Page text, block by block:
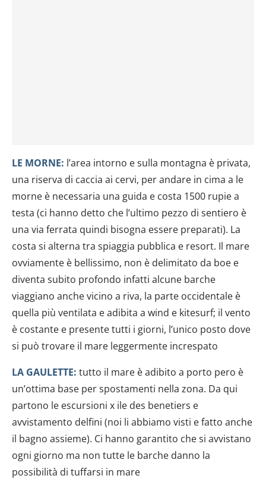
LE MORNE: l’area intorno e sulla montagna è privata,
una riserva di caccia ai cervi, per andare in cima a le
morne è necessaria una guida e costa 1500 rupie a
testa (ci hanno detto che l’ultimo pezzo di sentiero è
una via ferrata quindi bisogna essere preparati). La
costa si alterna tra spiaggia pubblica e resort. Il mare
ovviamente è bellissimo, non è delimitato da boe e
diventa subito profondo infatti alcune barche
viaggiano anche vicino a riva, la parte occidentale è
quella più ventilata e adibita a wind e kitesurf; il vento
è costante e presente tutti i giorni, l’unico posto dove
si può trovare il mare leggermente increspato
LA GAULETTE: tutto il mare è adibito a porto pero è
un’ottima base per spostamenti nella zona. Da qui
partono le escursioni x ile des benetiers e
avvistamento delfini (noi li abbiamo visti e fatto anche
il bagno assieme). Ci hanno garantito che si avvistano
ogni giorno ma non tutte le barche danno la
possibilità di tuffarsi in mare